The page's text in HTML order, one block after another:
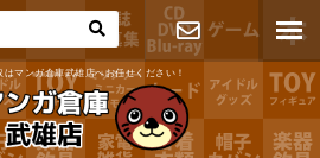
はマンガ倉庫武雄店へお任せください！
お問い合わ
せ